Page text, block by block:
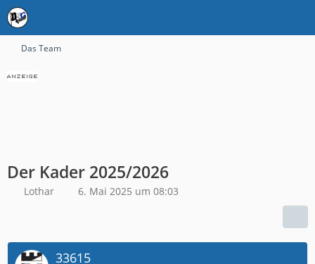
Das Team
Der Kader 2025/2026
Lothar 6. Mai 2025 um 08:03
33615